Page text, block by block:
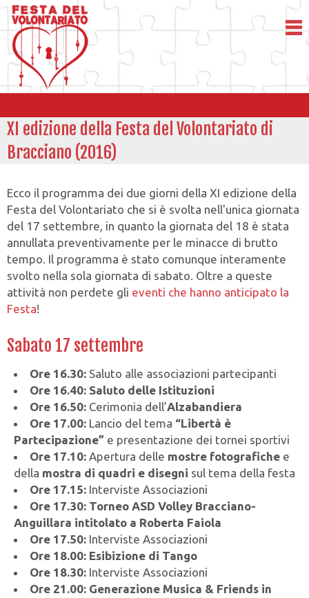
XI edizione della Festa del Volontariato di
Bracciano (2016)
Ecco il programma dei due giorni della XI edizione della
Festa del Volontariato che si è svolta nell'unica giornata
del 17 settembre, in quanto la giornata del 18 è stata
annullata preventivamente per le minacce di brutto
tempo. Il programma è stato comunque interamente
svolto nella sola giornata di sabato. Oltre a queste
attività non perdete gli eventi che hanno anticipato la
Festa!
Sabato 17 settembre
Ore 16.30: Saluto alle associazioni partecipanti
Ore 16.40: Saluto delle Istituzioni
Ore 16.50: Cerimonia dell’Alzabandiera
Ore 17.00: Lancio del tema “Libertà è
Partecipazione” e presentazione dei tornei sportivi
Ore 17.10: Apertura delle mostre fotografiche e
della mostra di quadri e disegni sul tema della festa
Ore 17.15: Interviste Associazioni
Ore 17.30: Torneo ASD Volley Bracciano-
Anguillara intitolato a Roberta Faiola
Ore 17.50: Interviste Associazioni
Ore 18.00: Esibizione di Tango
Ore 18.30: Interviste Associazioni
Ore 21.00: Generazione Musica & Friends in